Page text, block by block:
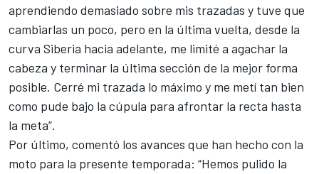
aprendiendo demasiado sobre mis trazadas y tuve que
cambiarlas un poco, pero en la última vuelta, desde la
curva Siberia hacia adelante, me limité a agachar la
cabeza y terminar la última sección de la mejor forma
posible. Cerré mi trazada lo máximo y me metí tan bien
como pude bajo la cúpula para afrontar la recta hasta
la meta”.
Por último, comentó los avances que han hecho con la
moto para la presente temporada: “Hemos pulido la